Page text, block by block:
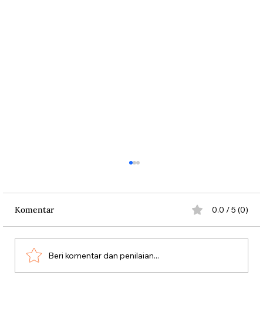
Kabinet Bayangan Tan Malaka
Komentar 0.0 / 5 (0)
Beri komentar dan penilaian...